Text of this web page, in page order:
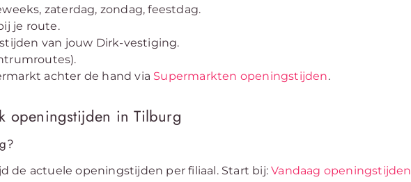
zaterdag, zondag, feestdag.
je route.
van jouw Dirk-vestiging.
achter de hand via Supermarkten openingstijden.
openingstijden in Tilburg
de actuele openingstijden per filiaal. Start bij:Vandaag openingstijden